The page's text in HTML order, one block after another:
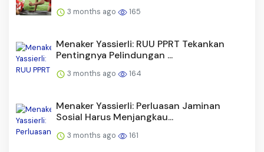
3 months ago 165
Menaker Yassierli: RUU PPRT Tekankan
Pentingnya Pelindungan ...
3 months ago 164
Menaker Yassierli: Perluasan Jaminan
Sosial Harus Menjangkau...
3 months ago 161